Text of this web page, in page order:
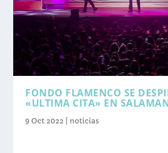
FONDO FLAMENCO SE
«ULTIMA CITA» EN
9 Oct 2022 noticias